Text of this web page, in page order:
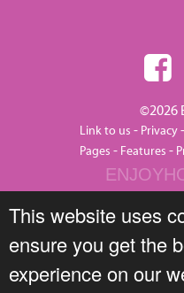
This website uses
ensure you get the
experience on our
©2026
Link to us - Privacy-
Pages - Features -